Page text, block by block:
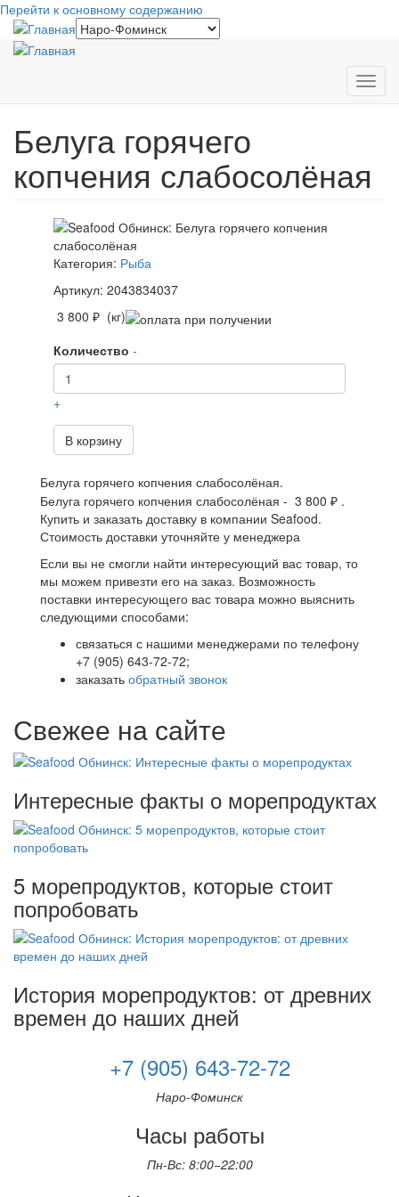
Перейти к основному содержанию
Белуга горячего
копчения слабосолёная
Категория: Рыба
Артикул: 2043834037
3 800 ₽ (кг)
Количество -
+
В корзину
Белуга горячего копчения слабосолёная.
Белуга горячего копчения слабосолёная - 3 800 ₽ .
Купить и заказать доставку в компании Seafood.
Стоимость доставки уточняйте у менеджера
Если вы не смогли найти интересующий вас товар, то
мы можем привезти его на заказ. Возможность
поставки интересующего вас товара можно выяснить
следующими способами:
связаться с нашими менеджерами по телефону
+7 (905) 643-72-72;
заказать обратный звонок
Свежее на сайте
Интересные факты о морепродуктах
5 морепродуктов, которые стоит
попробовать
История морепродуктов: от древних
времен до наших дней
+7 (905) 643-72-72
Наро-Фоминск
Часы работы
Пн-Вс: 8:00−22:00